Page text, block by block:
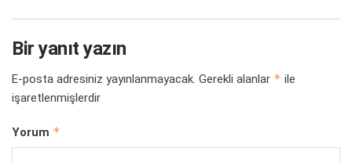
Bir yanıt yazın
E-posta adresiniz yayınlanmayacak. Gerekli alanlar * ile
işaretlenmişlerdir
Yorum *